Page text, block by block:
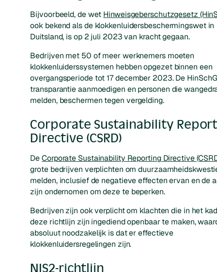
Bijvoorbeeld, de wet Hinweisgeberschutzgesetz
ook bekend als de klokkenluidersbeschermingswet in
Duitsland, is op 2 juli 2023 van kracht gegaan.
Bedrijven met 50 of meer werknemers moeten
klokkenluiderssystemen hebben opgezet binnen een
overgangsperiode tot 17 december 2023. De
transparantie aanmoedigen en personen die
melden, beschermen tegen vergelding.
Corporate Sustainability
Directive (CSRD)
DeCorporate Sustainability Reporting Directive
grote bedrijven verplichten om
melden, inclusief de negatieve effecten ervan en de
zijn ondernomen om deze te beperken.
Bedrijven zijn ook verplicht om klachten die in het
deze richtlijn zijn ingediend openbaar te maken,
absoluut noodzakelijk is dat er effectieve
klokkenluidersregelingen zijn.
NIS2-richtlijn